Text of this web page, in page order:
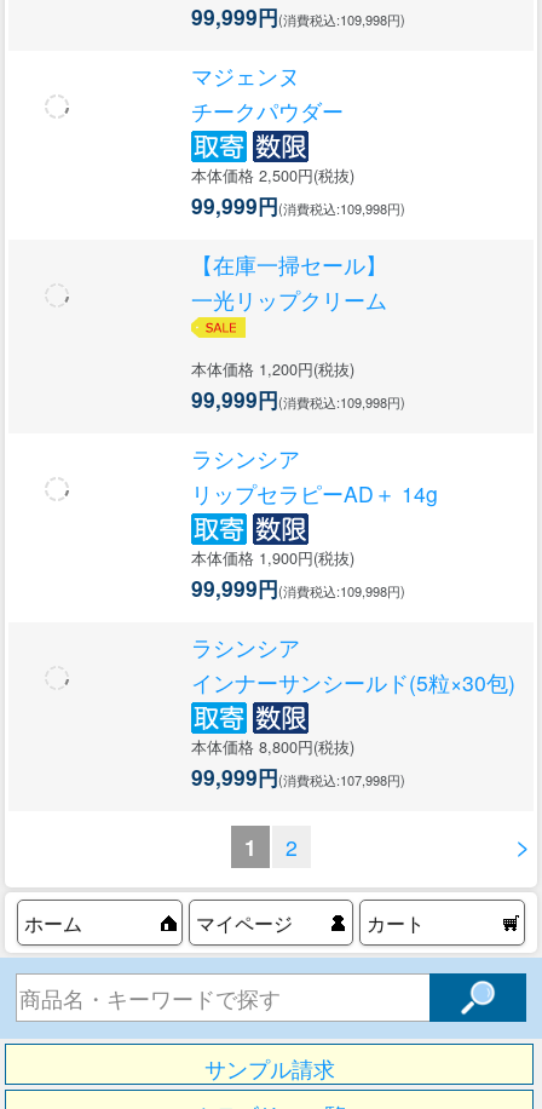
99,999円(消費税込:109,998円)
マジェンヌ
チークパウダー
本体価格 2,500円(税抜)
99,999円(消費税込:109,998円)
【在庫一掃セール】
一光リップクリーム
本体価格 1,200円(税抜)
99,999円(消費税込:109,998円)
ラシンシア
リップセラピーAD＋ 14g
本体価格 1,900円(税抜)
99,999円(消費税込:109,998円)
ラシンシア
インナーサンシールド(5粒×30包)
本体価格 8,800円(税抜)
99,999円(消費税込:107,998円)
>
1 2
ホーム マイページ カート
サンプル請求